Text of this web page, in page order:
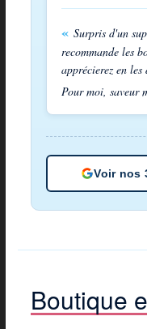
Surpris d'un
recommande les
apprécierez en
Pour moi, saveur
Voir nos
Boutique